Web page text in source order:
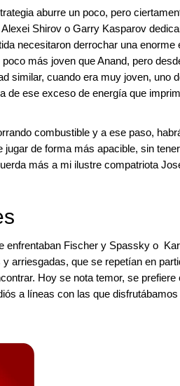
aburre un poco, pero
Shirov o Garry Kasparov
necesitaron derrochar una enorme
más joven que Anand, pero
similar, cuando era muy joven, uno
de ese exceso de energía que
combustible y a ese paso,
de forma más apacible, sin
más a mi ilustre compatriota
enfrentaban Fischer y Spassky o
arriesgadas, que se repetían en
Hoy se nota temor, se prefiere
a líneas con las que